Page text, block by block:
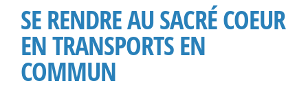
SE RENDRE AU SACRÉ COEUR
EN TRANSPORTS EN
COMMUN